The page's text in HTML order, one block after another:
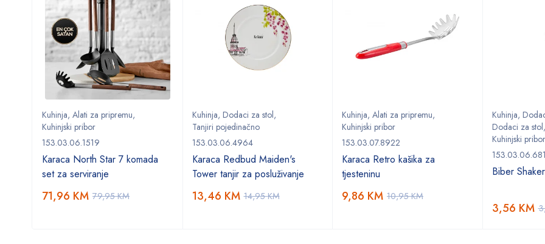
Kuhinja, Alati za pripremu,
Kuhinjski pribor
153.03.06.1519
Karaca North Star 7 komada
set za serviranje
79,95KM
71,96 KM
Kuhinja, Dodaci za stol,
Tanjiri pojedinačno
153.03.06.4964
Karaca Redbud Maiden's
Tower tanjir za posluživanje
14,95KM
13,46 KM
Kuhinja, Alati za pripremu,
Kuhinjski pribor
153.03.07.8922
Karaca Retro kašika za
tjesteninu
10,95KM
9,86 KM
Kuhinja,
Dodaci za stol,
Kuhinjski pribor
Biber
3,56 KM